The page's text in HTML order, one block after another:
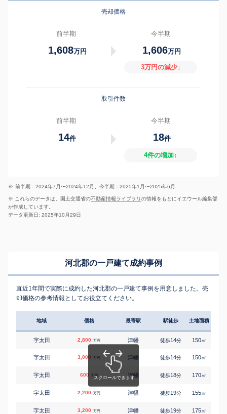
売却価格
前半期
1,608万円
今半期
1,606万円
3万円の減少↓
取引件数
前半期
14件
今半期
18件
4件の増加↑
※ 前半期：2024年7月〜2024年12月、今半期：2025年1月〜2025年6月
※ これらのデータは、国土交通省の不動産情報ライブラリの情報をもとにイエウール編集部
が作成しています。
データ更新日: 2025年10月29日
河北郡の一戸建て成約事例
直近1年間で実際に成約した河北郡の一戸建て事例を用意しました。売
却価格の参考情報としてお役立てください。
地域 価格 最寄駅 駅徒歩 土地面積
字太田 2,800 万円 津幡 徒歩14分 150㎡
字太田 3,000 万円 津幡 徒歩14分 150㎡
字太田 600 万円 津幡 徒歩18分 170㎡
字太田 2,200 万円 津幡 徒歩19分 155㎡
字太田 3,200 万円 津幡 徒歩19分 175㎡